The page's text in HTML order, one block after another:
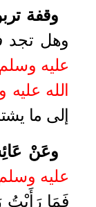
وقفة
وهل تجد
عليه
الله
إلى ما
وعَنْ
عليه
فَمَا